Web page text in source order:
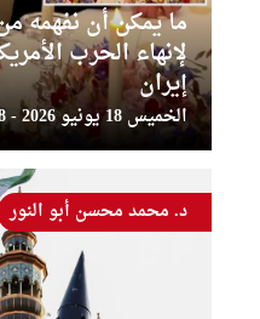
ما يمكن أن نفهمه
لإنهاء الحرب
إيران
الخميس 18 يونيو 2026 - 15:01:18
د. محمد محسن أبو النور